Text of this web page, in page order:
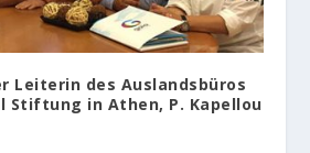
Leiterin des Auslandsbüros
Stiftung in Athen, P. Kapellou